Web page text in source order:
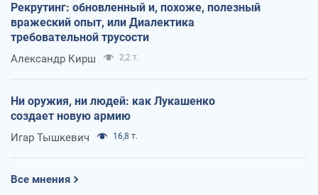
Рекрутинг: обновленный и, похоже, полезный
вражеский опыт, или Диалектика
требовательной трусости
Александр Кирш 2,2 т.
Ни оружия, ни людей: как Лукашенко
создает новую армию
Игар Тышкевич 16,8 т.
Все мнения